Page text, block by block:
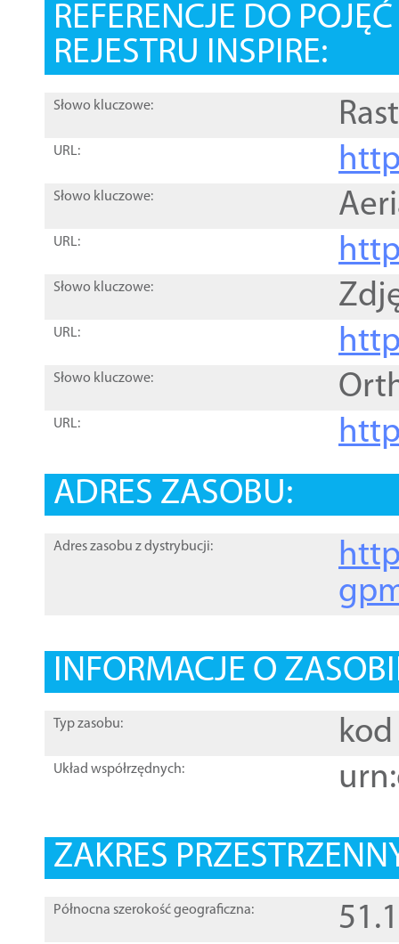
REFERENCJE DO
REJESTRU INSPIRE:
Słowo kluczowe:
URL:
Słowo kluczowe:
URL:
Słowo kluczowe:
URL:
Słowo kluczowe:
URL:
ADRES ZASOBU:
Adres zasobu z dystrybucji:
INFORMACJE O
Typ zasobu: kod
Układ współrzędnych:
ZAKRES
Północna szerokość geograficzna: